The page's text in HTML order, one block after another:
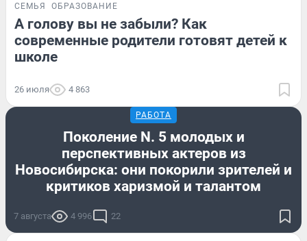
СЕМЬЯ ОБРАЗОВАНИЕ
А голову вы не забыли? Как
современные родители готовят детей к
школе
26 июля 4 863
РАБОТА
Поколение N. 5 молодых и
перспективных актеров из
Новосибирска: они покорили зрителей и
критиков харизмой и талантом
7 августа 4 996 22